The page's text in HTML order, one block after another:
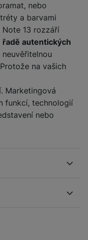
nebo
a barvami
Note 13 rozzáří
řadě autentických
na vašich
Marketingová
funkcí, technologií
nebo